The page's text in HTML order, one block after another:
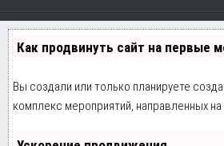
Как продвинуть сайт на первые
Вы создали или только планируете
комплекс мероприятий, направленных